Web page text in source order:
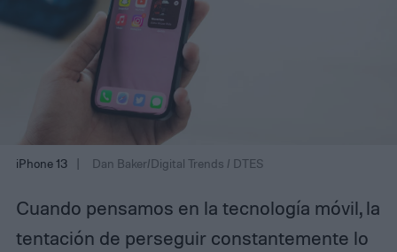
iPhone 13 Dan Baker/Digital Trends / DTES
Cuando pensamos en la tecnología móvil, la
tentación de perseguir constantemente lo